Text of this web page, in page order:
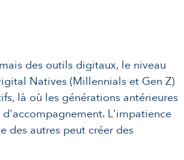
des outils digitaux, le niveau
Natives (Millennials et Gen Z)
là où les générations antérieures
L'impatience
des autres peut créer des